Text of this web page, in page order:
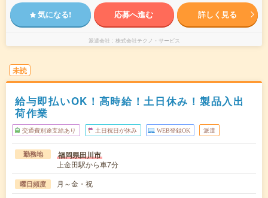
気になる! 応募へ進む 詳しく見る
派遣会社 株式会社テクノ・サービス
未読
給与即払いOK！高時給！土日休み！製品入出
荷作業
交通費別途支給あり 土日祝日が休み WEB登録OK 派遣
勤務地 福岡県田川市
上金田駅から車7分
曜日頻度 月～金・祝